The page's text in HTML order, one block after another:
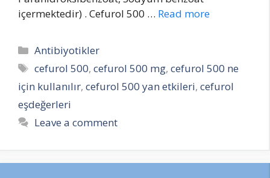
içermektedir) . Cefurol 500 … Read more
Categories
Antibiyotikler
Tags
cefurol 500,cefurol 500 mg,cefurol 500 ne
için kullanılır, cefurol 500 yan etkileri, cefurol
eşdeğerleri
Leave a comment